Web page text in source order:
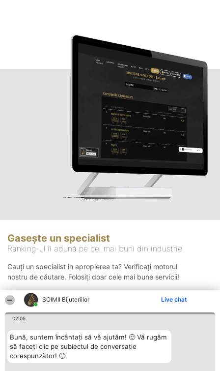
ŞOIMII Bijuteriilor Live chat
02:05
Bună, suntem încântați să vă ajutăm! 🙂 Vă rugăm
să faceți clic pe subiectul de conversație
corespunzător! 🙂
Gasește un specialist
Ranking-ul îi adună pe cei mai buni din industrie
Cauți un specialist in apropierea ta? Verificați motorul
nostru de căutare. Folosiți doar cele mai bune servicii!